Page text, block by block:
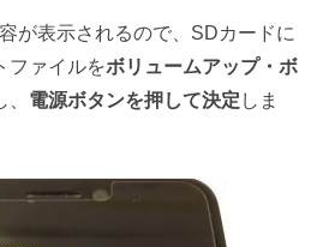
が表示されるので、SDカードに
ファイルをボリュームアップ・ボ
、 電源ボタンを押して決定 しま